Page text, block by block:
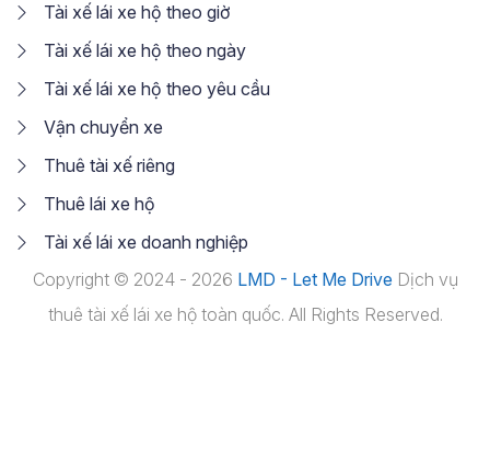
Tài xế lái xe hộ theo giờ
Tài xế lái xe hộ theo ngày
Tài xế lái xe hộ theo yêu cầu
Vận chuyển xe
Thuê tài xế riêng
Thuê lái xe hộ
Tài xế lái xe doanh nghiệp
Copyright © 2024 - 2026 LMD - Let Me Drive Dịch vụ
thuê tài xế lái xe hộ toàn quốc. All Rights Reserved.